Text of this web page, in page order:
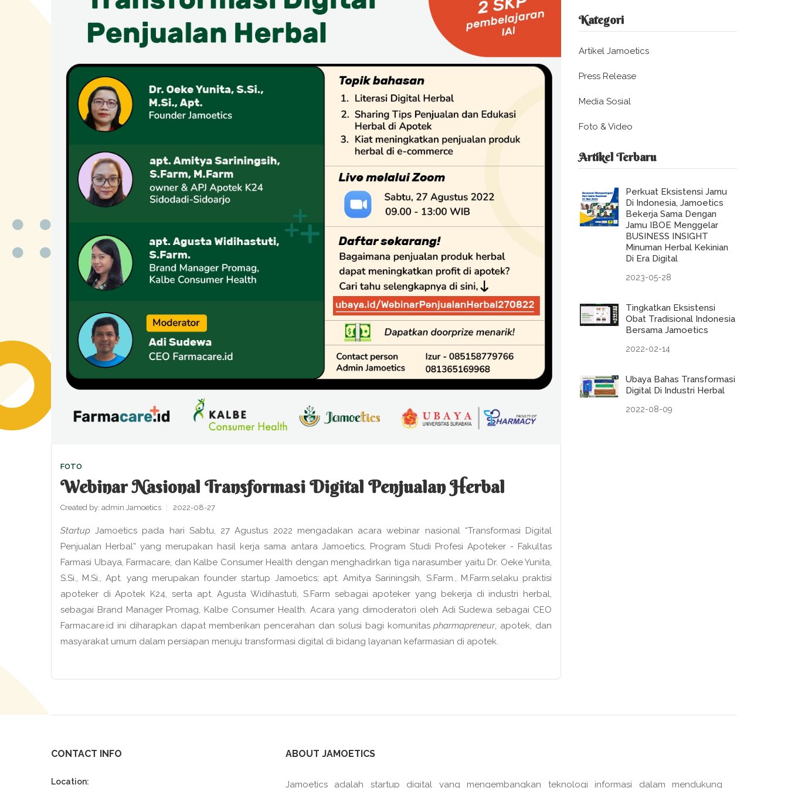
Kategori
Artikel Jamoetics
Press Release
Media Sosial
Foto & Video
Artikel Terbaru
Perkuat Eksistensi Jamu
Di Indonesia, Jamoetics
Bekerja Sama Dengan
Jamu IBOE Menggelar
BUSINESS INSIGHT
Minuman Herbal Kekinian
Di Era Digital
2023-05-28
Tingkatkan Eksistensi
Obat Tradisional Indonesia
Bersama Jamoetics
2022-02-14
Ubaya Bahas Transformasi
Digital Di Industri Herbal
2022-08-09
FOTO
Webinar Nasional Transformasi Digital Penjualan Herbal
Created by: admin Jamoetics 2022-08-27
StartupJamoetics pada hari Sabtu, 27 Agustus 2022 mengadakan acara webinar nasional “Transformasi Digital
Penjualan Herbal” yang merupakan hasil kerja sama antara Jamoetics, Program Studi Profesi Apoteker - Fakultas
Farmasi Ubaya, Farmacare, dan Kalbe Consumer Health dengan menghadirkan tiga narasumber yaitu Dr. Oeke Yunita,
S.Si., M.Si., Apt. yang merupakan founder startup Jamoetics; apt. Amitya Sariningsih, S.Farm., M.Farm.selaku praktisi
apoteker di Apotek K24, serta apt. Agusta Widihastuti, S.Farm sebagai apoteker yang bekerja di industri herbal,
sebagai Brand Manager Promag, Kalbe Consumer Health. Acara yang dimoderatori oleh Adi Sudewa sebagai CEO
Farmacare.id ini diharapkan dapat memberikan pencerahan dan solusi bagi komunitaspharmapreneur, apotek, dan
masyarakat umum dalam persiapan menuju transformasi digital di bidang layanan kefarmasian di apotek.
CONTACT INFO
Location:
ABOUT JAMOETICS
Jamoetics adalah startup digital yang mengembangkan teknologi informasi dalam mendukung